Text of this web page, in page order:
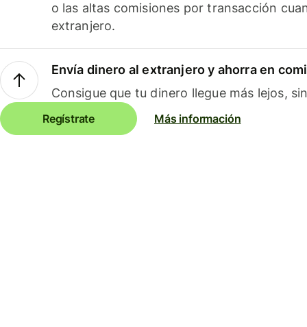
o las altas comisiones por transacción
extranjero.
Envía dinero al extranjero y ahorra en
Consigue que tu dinero llegue más lejos,
Regístrate Más información